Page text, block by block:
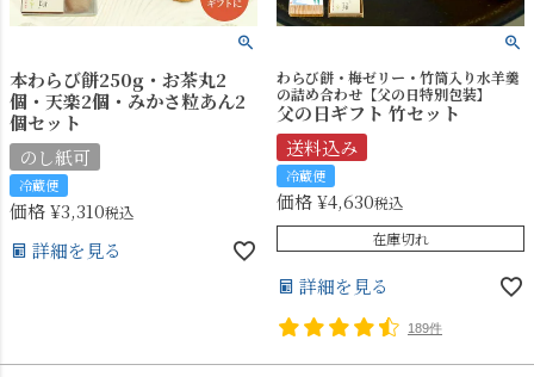
本わらび餅250g・お茶丸2
個・天楽2個・みかさ粒あん2
個セット
のし紙可
冷蔵便
価格¥3,310税込
詳細を見る
わらび餅・梅ゼリー・竹筒入り水羊羹
の詰め合わせ【父の日特別包装】
父の日ギフト 竹セット
送料込み
冷蔵便
価格¥4,630税込
在庫切れ
詳細を見る
189件